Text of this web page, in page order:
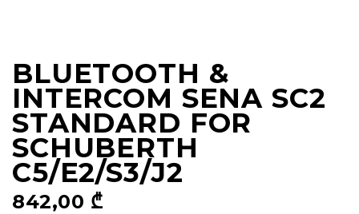
BLUETOOTH &
INTERCOM SENA SC2
STANDARD FOR
SCHUBERTH
C5/E2/S3/J2
842,00 ₾